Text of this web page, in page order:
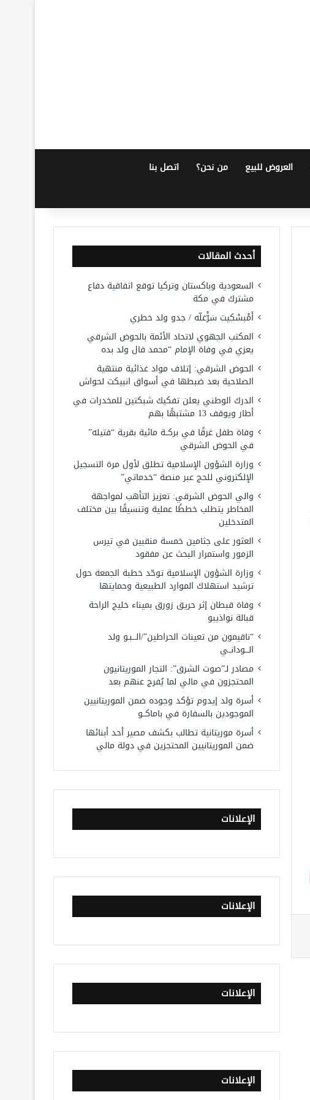
العروض للبيع من نحن؟ اتصل بنا
أحدث المقالات
السعودية وباكستان وتركيا توقع اتفاقية دفاع
مشترك في مكة
أَمْبسْكِيت سَرّْغلّه / جدو ولد خطري
المكتب الجهوي لاتحاد الأئمة بالحوض الشرقي
يعزي في وفاة الإمام “محمد فال ولد بده
الحوض الشرقي: إتلاف مواد غذائية منتهية
الصلاحية بعد ضبطها في أسواق انبيكت لحواش
الدرك الوطني يعلن تفكيك شبكتين للمخدرات في
أطار ويوقف 13 مشتبهًا بهم
وفاة طفل غرقًا في بركــة مائية بقرية “فتيله”
في الحوض الشرقي
وزارة الشؤون الإسلامية تطلق لأول مرة التسجيل
الإلكتروني للحج عبر منصة “خدماتي”
والي الحوض الشرقي: تعزيز التأهب لمواجهة
المخاطر يتطلب خططًا عملية وتنسيقًا بين مختلف
المتدخلين
العثور على جثامين خمسة منقبين في تيرس
الزمور واستمرار البحث عن مفقود
وزارة الشؤون الإسلامية توحّد خطبة الجمعة حول
ترشيد استهلاك الموارد الطبيعية وحمايتها
وفاة قبطان إثر حريق زورق بميناء خليج الراحة
قبالة نواذيبو
“ناقيمون من تعينات الحراطين”/الـــبـو ولد
الـــودانــي
مصادر لـ”صوت الشرق”: التجار الموريتانيون
المحتجزون في مالي لما يُفرج عنهم بعد
أسرة ولد إيدوم تؤكد وجوده ضمن الموريتانيين
الموجودين بالسفارة في باماكــو
أسرة موريتانية تطالب بكشف مصير أحد أبنائها
ضمن الموريتانيين المحتجزين في دولة مالي
الإعلانات
الإعلانات
الإعلانات
الإعلانات